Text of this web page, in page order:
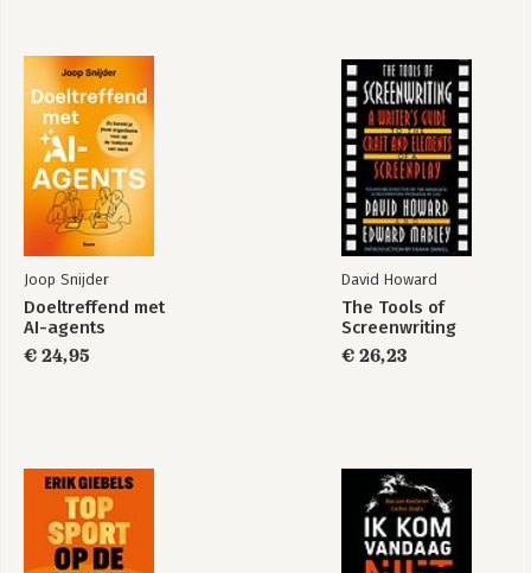
Joop Snijder
Doeltreffend met
AI-agents
€ 24,95
David Howard
The Tools of
Screenwriting
€ 26,23